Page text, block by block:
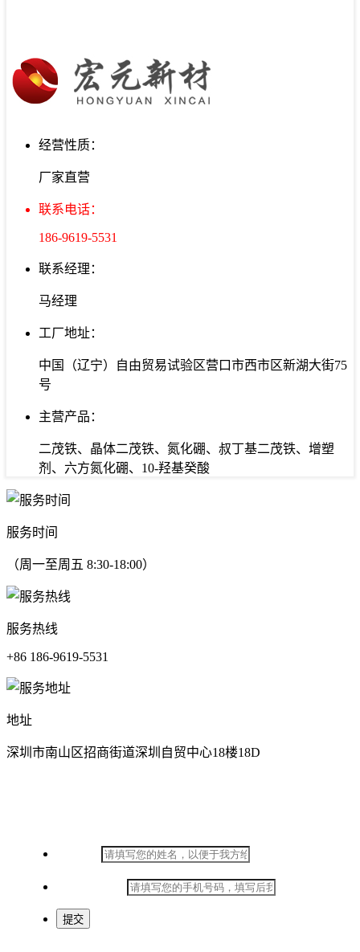
经营性质：
厂家直营
联系电话：
186-9619-5531
联系经理：
马经理
工厂地址：
中国（辽宁）自由贸易试验区营口市西市区新湖大街75
号
主营产品：
二茂铁、晶体二茂铁、氮化硼、叔丁基二茂铁、增塑
剂、六方氮化硼、10-羟基癸酸
服务时间
（周一至周五 8:30-18:00）
服务热线
+86 186-9619-5531
地址
深圳市南山区招商街道深圳自贸中心18楼18D